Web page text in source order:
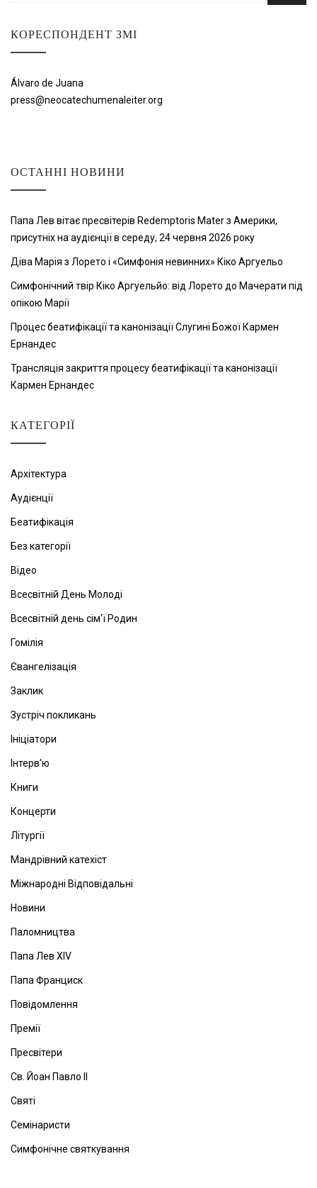
КОРЕСПОНДЕНТ ЗМІ
Álvaro de Juana
press@neocatechumenaleiter.org
ОСТАННІ НОВИНИ
Папа Лев вітає пресвітерів Redemptoris Mater з Америки,
присутніх на аудієнції в середу, 24 червня 2026 року
Діва Марія з Лорето і «Симфонія невинних» Кіко Аргуельо
Симфонічний твір Кіко Аргуельйо: від Лорето до Мачерати під
опікою Марії
Процес беатифікації та канонізації Слугині Божої Кармен
Ернандес
Трансляція закриття процесу беатифікації та канонізації
Кармен Ернандес
КАТЕГОРІЇ
Архітектура
Аудієнції
Беатифікація
Без категорії
Відео
Всесвітній День Молоді
Всесвітній день сім'ї Родин
Гомілія
Євангелізація
Заклик
Зустріч покликань
Ініціатори
Інтерв'ю
Книги
Концерти
Літургії
Мандрівний катехіст
Міжнародні Відповідальні
Новини
Паломництва
Папа Лев ХІV
Папа Франциск
Повідомлення
Премії
Пресвітери
Св. Йоан Павло ІІ
Святі
Семінаристи
Симфонічне святкування